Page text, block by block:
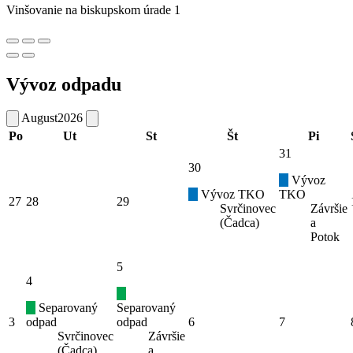
Vinšovanie na biskupskom úrade 1
Vývoz odpadu
August2026
Po
Ut St Št Pi
27 28 29
30
Vývoz TKO
Svrčinovec
(Čadca)
31
Vývoz
TKO
Závršie
a
Potok
3
4
Separovaný
odpad
Svrčinovec
5
Separovaný
odpad
Závršie
6 7